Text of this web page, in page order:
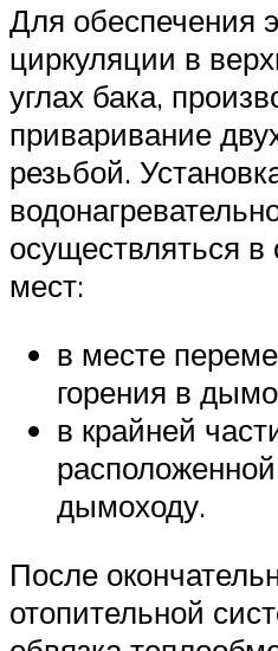
Для обеспечения
циркуляции в
углах бака,
приваривание
резьбой.
осуществляться
мест:
в месте
горения в
в крайней
дымоходу.
После
отопительной